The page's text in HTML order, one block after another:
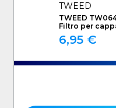
TWEED
TWEED
Filtro per
6,95 €